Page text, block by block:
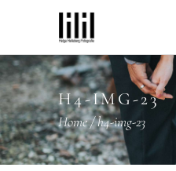
H4-IMG-23
Home/h4-img-23